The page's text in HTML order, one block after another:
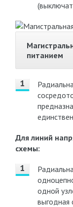
питанием
Для линий
схемы:
одной
выгодная